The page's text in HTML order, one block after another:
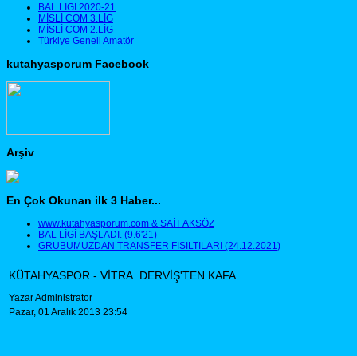
BAL LİGİ 2020-21
MİSLİ COM 3.LİG
MİSLİ COM 2.LİG
Türkiye Geneli Amatör
kutahyasporum Facebook
Arşiv
En Çok Okunan ilk 3 Haber...
www.kutahyasporum.com & SAİT AKSÖZ
BAL LİGİ BAŞLADI. (9.6'21)
GRUBUMUZDAN TRANSFER FISILTILARI (24.12.2021)
KÜTAHYASPOR - VİTRA..DERVİŞ'TEN KAFA
Yazar Administrator
Pazar, 01 Aralık 2013 23:54